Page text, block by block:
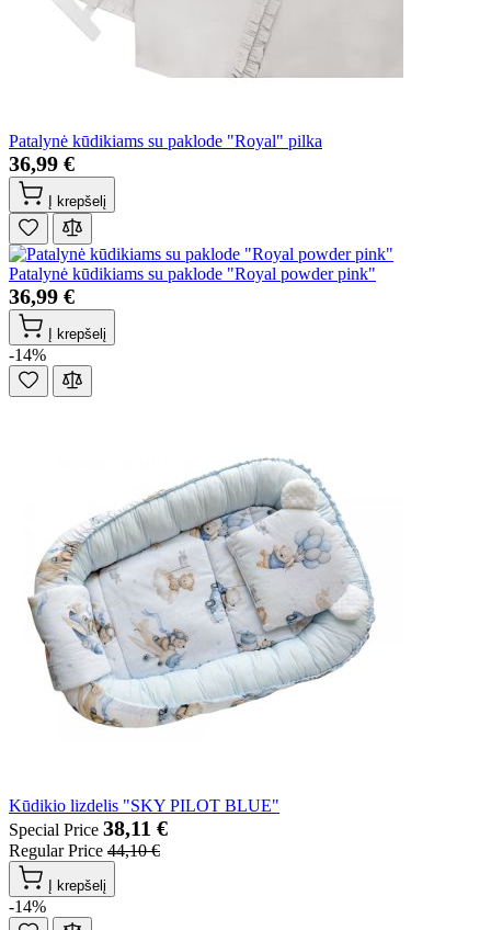
Patalynė kūdikiams su paklode "Royal" pilka
36,99 €
Į krepšelį
Patalynė kūdikiams su paklode "Royal powder pink"
36,99 €
Į krepšelį
-14%
Kūdikio lizdelis "SKY PILOT BLUE"
Special Price 38,11 €
Regular Price 44,10 €
Į krepšelį
-14%